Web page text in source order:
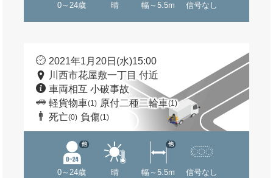
0～24歳 晴 幅～5.5m 信号なし
2021年1月20日(水)15:00
川西市花屋敷一丁目 付近
車両相互 小破事故
軽貨物車(1) 原付二種二輪車(1)
死亡(0) 負傷(1)
0～24歳
他
晴 幅～5.5m
他
信号なし